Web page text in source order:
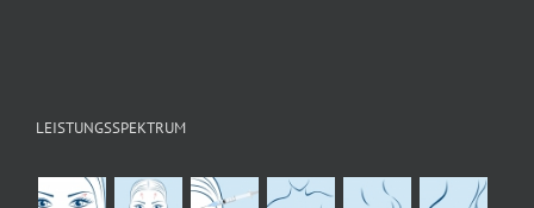
LEISTUNGSSPEKTRUM